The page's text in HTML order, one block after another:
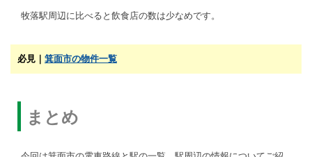
牧落駅周辺に比べると飲食店の数は少なめです。
必見｜ 箕面市の物件一覧
まとめ